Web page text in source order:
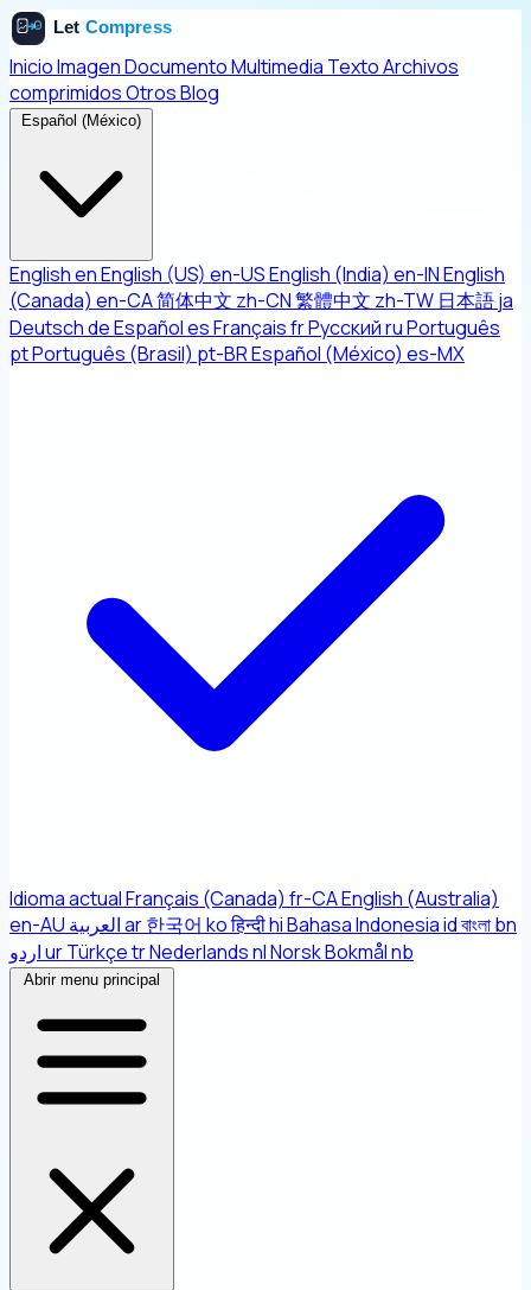
InicioImagenDocumentoMultimedia TextoArchivos
comprimidosOtrosBlog
Español (México)
EnglishenEnglish (US) en-USEnglish (India) en-INEnglish
(Canada) en-CA简体中文 zh-CN繁體中文 zh-TW 日本語ja
DeutschdeEspañolesFrançaisfrРусскийruPortuguês
ptPortuguês (Brasil) pt-BREspañol (México) es-MX
Idioma actualFrançais (Canada) fr-CAEnglish (Australia)
en-AU العربيةar한국어 koहिन्दीhiBahasa Indonesiaidবাংলাbn
اردوurTürkçetrNederlandsnlNorsk Bokmålnb
Abrir menu principal